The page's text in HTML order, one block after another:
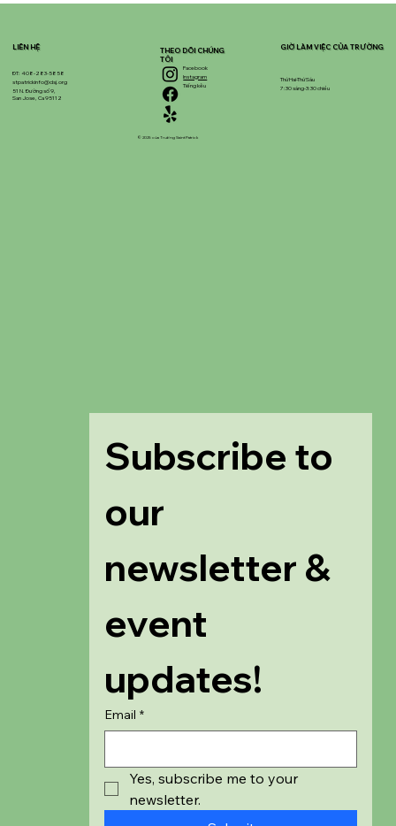
LIÊN HỆ
ĐT: 408-283-5858
stpatrickinfo@dsj.org
51 N. Đường số 9,
San Jose, Ca 95112
Subscribe to
our
newsletter &
event
updates!
Email *
Yes, subscribe me to your
newsletter.
Facebook
Instagram
Tiếng kêu
THEO DÕI CHÚNG
TÔI
© 2025 của Trường Saint Patrick
GIỜ LÀM VIỆC CỦA TRƯỜNG
Thứ Hai-Thứ Sáu
7:30 sáng-3:30 chiều